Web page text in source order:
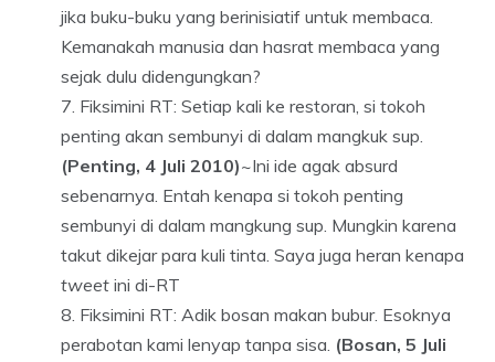
jika buku-buku yang berinisiatif untuk membaca.
Kemanakah manusia dan hasrat membaca yang
sejak dulu didengungkan?
Fiksimini RT: Setiap kali ke restoran, si tokoh
penting akan sembunyi di dalam mangkuk sup.
(Penting, 4 Juli 2010)~Ini ide agak absurd
sebenarnya. Entah kenapa si tokoh penting
sembunyi di dalam mangkung sup. Mungkin karena
takut dikejar para kuli tinta. Saya juga heran kenapa
tweet ini di-RT
Fiksimini RT: Adik bosan makan bubur. Esoknya
perabotan kami lenyap tanpa sisa. (Bosan, 5 Juli